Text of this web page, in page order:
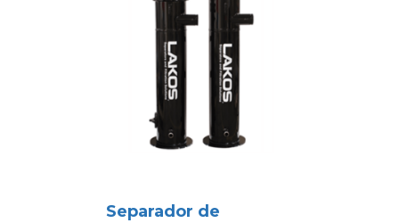
Separador de